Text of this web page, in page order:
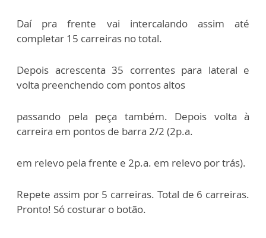
Daí pra frente vai intercalando assim até
completar 15 carreiras no total.
Depois acrescenta 35 correntes para lateral e
volta preenchendo com pontos altos
passando pela peça também. Depois volta à
carreira em pontos de barra 2/2 (2p.a.
em relevo pela frente e 2p.a. em relevo por trás).
Repete assim por 5 carreiras. Total de 6 carreiras.
Pronto! Só costurar o botão.